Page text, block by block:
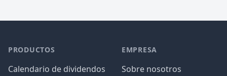
PRODUCTOS
Calendario de dividendos
EMPRESA
Sobre nosotros